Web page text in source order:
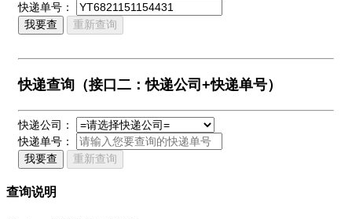
快递单号：
我要查
重新查询
快递查询（接口二：快递公司+快递单号）
快递公司：
快递单号：
我要查
重新查询
查询说明